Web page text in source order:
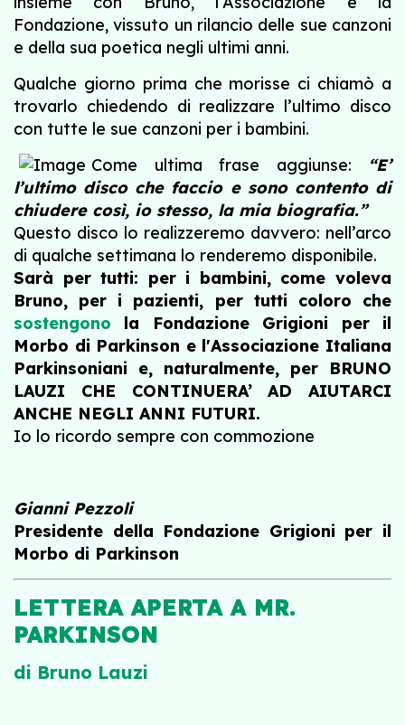
Fondazione, vissuto un rilancio delle sue canzoni
e della sua poetica negli ultimi anni.
Qualche giorno prima che morisse ci chiamò a
trovarlo chiedendo di realizzare l’ultimo disco
con tutte le sue canzoni per i bambini.
Come ultima frase aggiunse:
“E’
l’ultimo disco che faccio e sono contento di
chiudere così, io stesso, la mia biografia.”
Questo disco lo realizzeremo davvero: nell’arco
di qualche settimana lo renderemo disponibile.
Sarà per tutti: per i bambini, come voleva
Bruno, per i pazienti, per tutti coloro che
sostengono la Fondazione Grigioni per il
Morbo di Parkinson e l'Associazione Italiana
Parkinsoniani e, naturalmente, per BRUNO
LAUZI CHE CONTINUERA’ AD AIUTARCI
ANCHE NEGLI ANNI FUTURI.
Io lo ricordo sempre con commozione
Gianni Pezzoli
Presidente della Fondazione Grigioni per il
Morbo di Parkinson
LETTERA APERTA A MR.
PARKINSON
di Bruno Lauzi